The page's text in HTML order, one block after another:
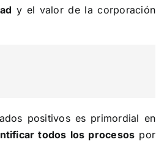
y el valor de la corporación
positivos es primordial en
todos los procesos por